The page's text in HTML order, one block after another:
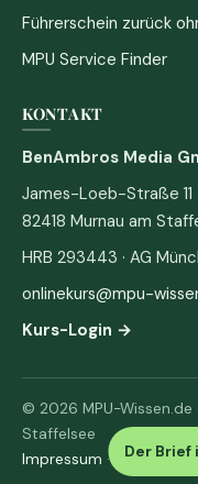
Der Brief
Führerschein zurück
MPU Service Finder
KONTAKT
BenAmbros Media
James-Loeb-Straße 11
82418 Murnau am
HRB 293443 · AG
onlinekurs@mpu-
Kurs-Login →
© 2026 MPU-
Staffelsee
Impressum ·